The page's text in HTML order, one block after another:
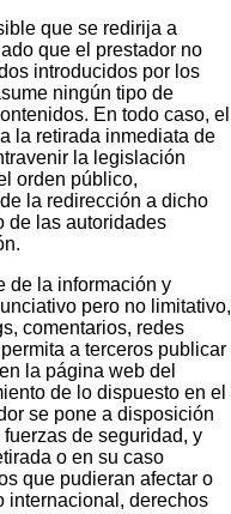
que se redirija a
que el prestador no
introducidos por los
ningún tipo de
En todo caso, el
la retirada inmediata de
la legislación
orden público,
la redirección a dicho
de las autoridades
de la información y
pero no limitativo,
comentarios, redes
a terceros publicar
la página web del
de lo dispuesto en el
se pone a disposición
de seguridad, y
o en su caso
que pudieran afectar o
internacional, derechos